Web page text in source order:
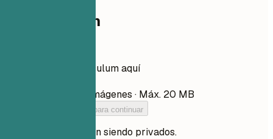
Tu currículum
Arrastra tu currículum aquí
PDF, DOCX, TXT e imágenes · Máx. 20 MB
Añade tu currículum para continuar
Tus archivos siguen siendo privados.